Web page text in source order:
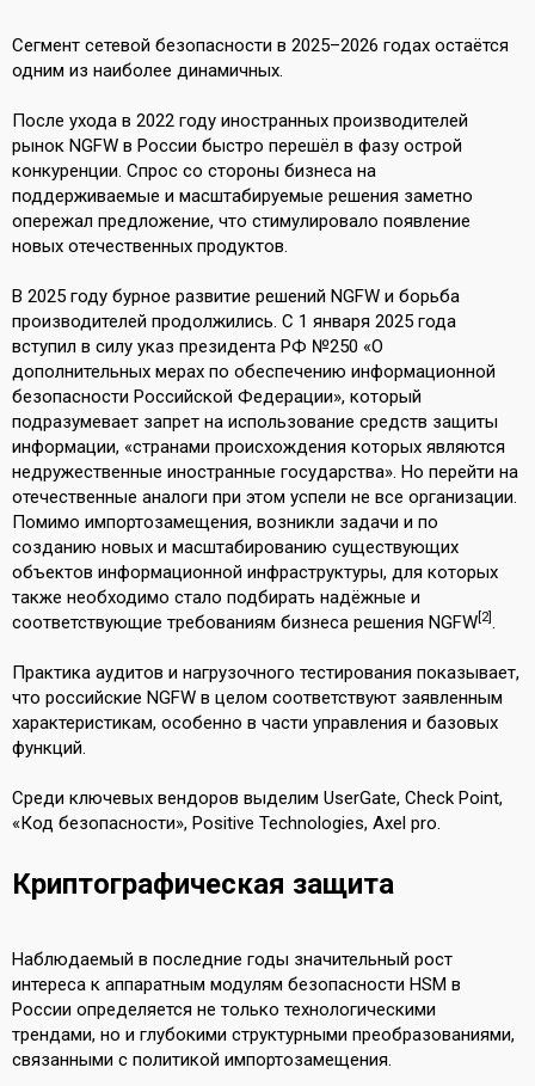
Сегмент сетевой безопасности в 2025–2026 годах остаётся
одним из наиболее динамичных.
После ухода в 2022 году иностранных производителей
рынок NGFW в России быстро перешёл в фазу острой
конкуренции. Спрос со стороны бизнеса на
поддерживаемые и масштабируемые решения заметно
опережал предложение, что стимулировало появление
новых отечественных продуктов.
В 2025 году бурное развитие решений NGFW и борьба
производителей продолжились. С 1 января 2025 года
вступил в силу указ президента РФ №250 «О
дополнительных мерах по обеспечению информационной
безопасности Российской Федерации», который
подразумевает запрет на использование средств защиты
информации, «странами происхождения которых являются
недружественные иностранные государства». Но перейти на
отечественные аналоги при этом успели не все организации.
Помимо импортозамещения, возникли задачи и по
созданию новых и масштабированию существующих
объектов информационной инфраструктуры, для которых
также необходимо стало подбирать надёжные и
соответствующие требованиям бизнеса решения NGFW [2].
Практика аудитов и нагрузочного тестирования показывает,
что российские NGFW в целом соответствуют заявленным
характеристикам, особенно в части управления и базовых
функций.
Среди ключевых вендоров выделим UserGate, Check Point,
«Код безопасности», Positive Technologies, Axel pro.
Криптографическая защита
Наблюдаемый в последние годы значительный рост
интереса к аппаратным модулям безопасности HSM в
России определяется не только технологическими
трендами, но и глубокими структурными преобразованиями,
связанными с политикой импортозамещения.